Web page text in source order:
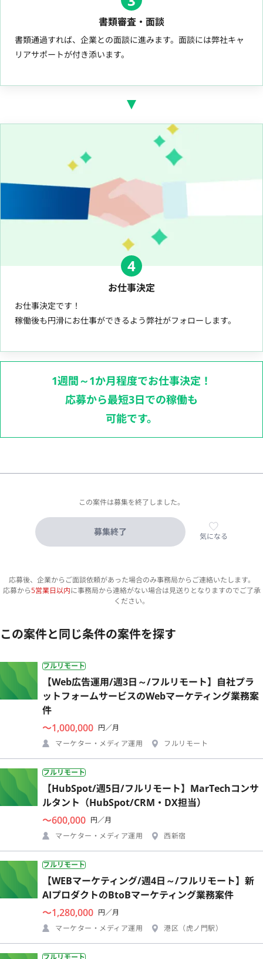
書類審査・面談
書類通過すれば、企業との面談に進みます。面談には弊社キャ
リアサポートが付き添います。
4
お仕事決定
お仕事決定です！
稼働後も円滑にお仕事ができるよう弊社がフォローします。
1週間～1か月程度でお仕事決定！
応募から最短3日での稼働も
可能です。
この案件は募集を終了しました。
募集終了 気になる
応募後、企業からご面談依頼があった場合のみ事務局からご連絡いたします。
応募から5営業日以内に事務局から連絡がない場合は見送りとなりますのでご了承
ください。
この案件と同じ条件の案件を探す
フルリモート
【Web広告運用/週3日～/フルリモート】自社プラ
ットフォームサービスのWebマーケティング業務案
件
〜1,000,000 円／月
マーケター・メディア運用
フルリモート
フルリモート
【HubSpot/週5日/フルリモート】MarTechコンサ
ルタント（HubSpot/CRM・DX担当）
〜600,000 円／月
マーケター・メディア運用
西新宿
フルリモート
【WEBマーケティング/週4日～/フルリモート】新
AIプロダクトのBtoBマーケティング業務案件
〜1,280,000 円／月
マーケター・メディア運用
港区（虎ノ門駅）
フルリモート